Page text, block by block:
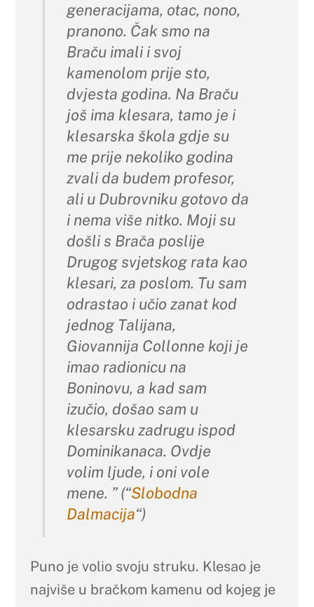
generacijama, otac, nono,
pranono. Čak smo na
Braču imali i svoj
kamenolom prije sto,
dvjesta godina. Na Braču
još ima klesara, tamo je i
klesarska škola gdje su
me prije nekoliko godina
zvali da budem profesor,
ali u Dubrovniku gotovo da
i nema više nitko. Moji su
došli s Brača poslije
Drugog svjetskog rata kao
klesari, za poslom. Tu sam
odrastao i učio zanat kod
jednog Talijana,
Giovannija Collonne koji je
imao radionicu na
Boninovu, a kad sam
izučio, došao sam u
klesarsku zadrugu ispod
Dominikanaca. Ovdje
volim ljude, i oni vole
mene. ” (“Slobodna
Dalmacija“)
Puno je volio svoju struku. Klesao je
najviše u bračkom kamenu od kojeg je